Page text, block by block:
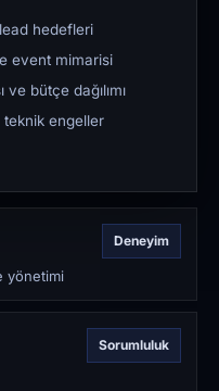
hedefleri
event mimarisi
ve bütçe dağılımı
teknik engeller
Deneyim
yönetimi
Sorumluluk